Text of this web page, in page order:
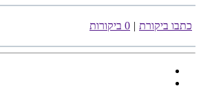
כתבו ביקורת | 0 ביקורות